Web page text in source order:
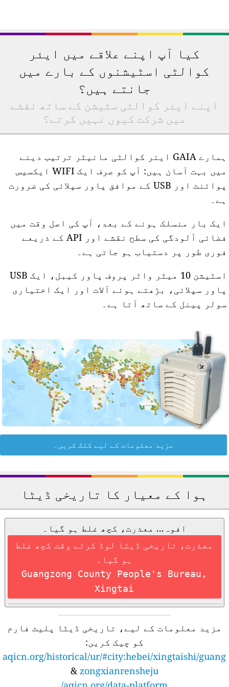
کیا آپ اپنے علاقے میں ایئر
کوالٹی اسٹیشنوں کے بارے میں
جانتے ہیں؟
اپنے ایئر کوالٹی سٹیشن کے ساتھ نقشے
میں شرکت کیوں نہیں کرتے؟
ہمارے GAIA ایئر کوالٹی مانیٹر ترتیب دینے
میں بہت آسان ہیں: آپ کو صرف ایک WIFI ایکسیس
پوائنٹ اور USB کے موافق پاور سپلائی کی ضرورت
ہے۔
ایک بار منسلک ہونے کے بعد، آپ کی اصل وقت میں
فضائی آلودگی کی سطح نقشے اور API کے ذریعے
فوری طور پر دستیاب ہو جاتی ہے۔
اسٹیشن 10 میٹر واٹر پروف پاور کیبل، ایک USB
پاور سپلائی، بڑھتے ہوئے آلات اور ایک اختیاری
سولر پینل کے ساتھ آتا ہے۔
مزید معلومات کے لیے کلک کریں۔
ہوا کے معیار کا تاریخی ڈیٹا
افوہ... معذرت، کچھ غلط ہو گیا۔
معذرت، تاریخی ڈیٹا لوڈ کرتے وقت کچھ غلط
ہو گیا۔
Guangzong County People's Bureau,
Xingtai
مزید معلومات کے لیے، تاریخی ڈیٹا پلیٹ فارم
کو چیک کریں:
aqicn.org/historical/ur/#city:hebei/xingtaishi/guang
zongxianrensheju
&